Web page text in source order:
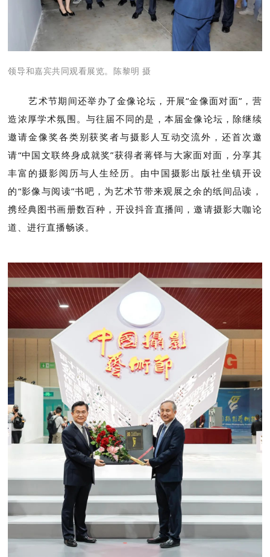
领导和嘉宾共同观看展览。陈黎明 摄
艺术节期间还举办了金像论坛，开展“金像面对面”，营
造浓厚学术氛围。与往届不同的是，本届金像论坛，除继续
邀请金像奖各类别获奖者与摄影人互动交流外，还首次邀
请“中国文联终身成就奖”获得者蒋铎与大家面对面，分享其
丰富的摄影阅历与人生经历。由中国摄影出版社坐镇开设
的“影像与阅读”书吧，为艺术节带来观展之余的纸间品读，
携经典图书画册数百种，开设抖音直播间，邀请摄影大咖论
道、进行直播畅谈。